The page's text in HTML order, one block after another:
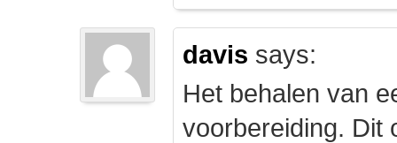
davis says:
Het behalen van
voorbereiding. Dit